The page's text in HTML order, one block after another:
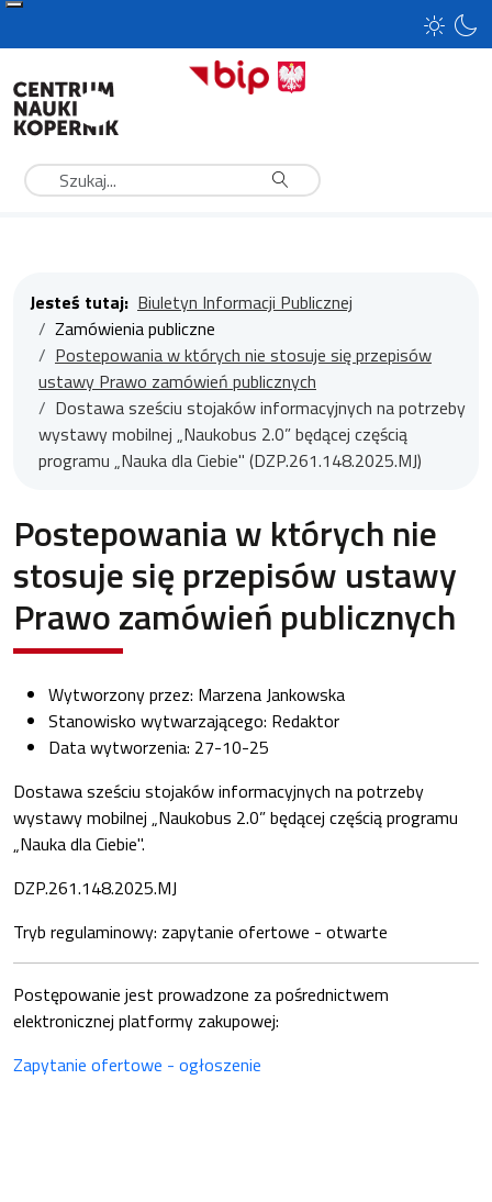
Jesteś tutaj: Biuletyn Informacji Publicznej
Zamówienia publiczne
Postepowania w których nie stosuje się przepisów
ustawy Prawo zamówień publicznych
Dostawa sześciu stojaków informacyjnych na potrzeby
wystawy mobilnej „Naukobus 2.0” będącej częścią
programu „Nauka dla Ciebie" (DZP.261.148.2025.MJ)
Postepowania w których nie
stosuje się przepisów ustawy
Prawo zamówień publicznych
Wytworzony przez: Marzena Jankowska
Stanowisko wytwarzającego: Redaktor
Data wytworzenia: 27-10-25
Dostawa sześciu stojaków informacyjnych na potrzeby
wystawy mobilnej „Naukobus 2.0” będącej częścią programu
„Nauka dla Ciebie".
DZP.261.148.2025.MJ
Tryb regulaminowy: zapytanie ofertowe - otwarte
Postępowanie jest prowadzone za pośrednictwem
elektronicznej platformy zakupowej:
Zapytanie ofertowe - ogłoszenie